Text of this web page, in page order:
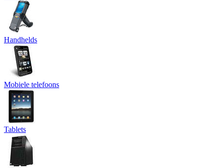
Handhelds
Mobiele telefoons
Tablets